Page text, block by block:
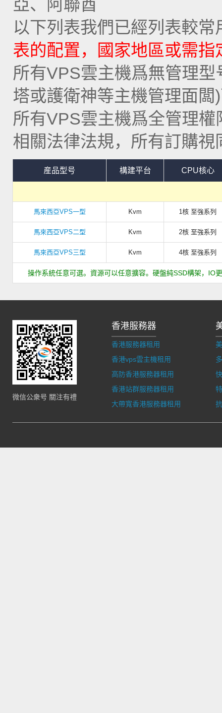
亞、阿聯酋
以下列表我們已經列表較
表的配置，國家地區或需
所有VPS雲主機爲無管理
塔或護衛神等主機管理面
所有VPS雲主機爲全管理
相關法律法規，所有訂購
産品型号 構建平台 CPU核心
馬來西亞VPS一型 Kvm 1核 至強系列
馬來西亞VPS二型 Kvm 2核 至強系列
馬來西亞VPS三型 Kvm 4核 至強系列
操作系統任意可選。資源可以任意擴容。硬盤純SSD構架，IO
微信公衆号 關注有禮
香港服務器
香港服務器租用
香港vps雲主機租用
高防香港服務器租用
香港站群服務器租用
大帶寬香港服務器租用